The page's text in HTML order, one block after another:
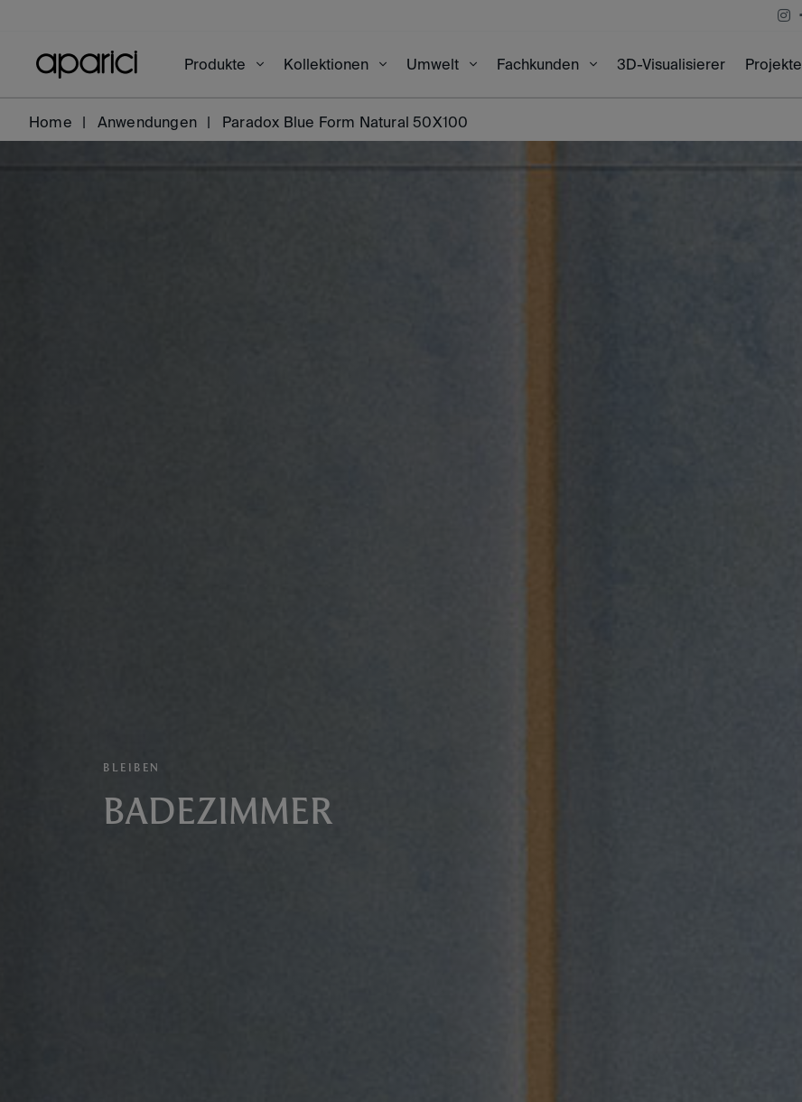
Produkte Kollektionen Umwelt Fachkunden 3D-Visualisierer Projekte
Home Anwendungen Paradox Blue Form Natural 50X100
BLEIBEN
BADEZIMMER